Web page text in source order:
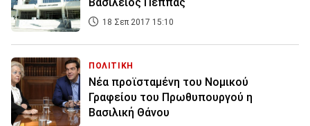
18 Σεπ 2017 15:10
ΠΟΛΙΤΙΚΗ
Nέα προϊσταμένη του Νομικού
Γραφείου του Πρωθυπουργού η
Βασιλική Θάνου